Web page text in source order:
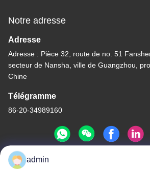
Notre adresse
Adresse
Adresse : Pièce 32, route de no. 51
secteur de Nansha, ville de Guangzhou,
Chine
Télégramme
86-20-34989160
admin